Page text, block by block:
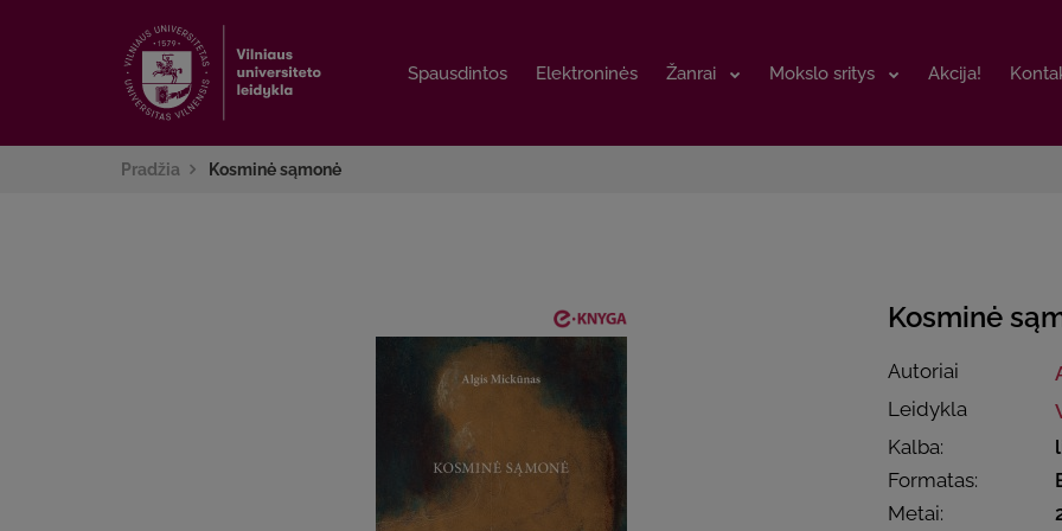
Spausdintos Elektroninės Žanrai Mokslo sritys Akcija!
Spausdintos Elektroninės Žanrai Mokslo sritys Akcija!
Pradžia Kosminė sąmonė
Kosminė
Autoriai
Leidykla
Kalba:
Formatas:
Metai: